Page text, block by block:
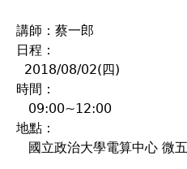
講師：蔡一郎
日程：
2018/08/02(四)
時間：
09:00~12:00
地點：
國立政治大學電算中心 微